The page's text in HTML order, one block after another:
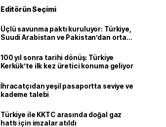
Editörün Seçimi
Üçlü savunma paktı kuruluyor: Türkiye,
Suudi Arabistan ve Pakistan’dan ortak
100 yıl sonra tarihi dönüş: Türkiye
Kerkük’te ilk kez üretici konuma geliyor
İhracatçıdan yeşil pasaportta seviye ve
kademe talebi
Türkiye ile KKTC arasında doğal gaz
hattı için imzalar atıldı